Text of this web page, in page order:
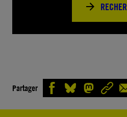
Partager